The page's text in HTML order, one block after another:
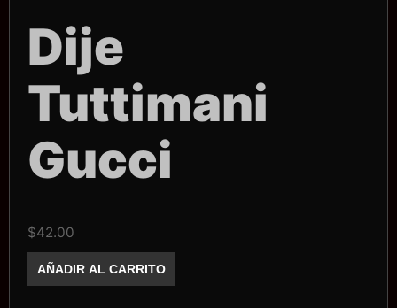
Dije
Tuttimani
Gucci
$42.00
Tuttimani
Gucci
AÑADIR AL CARRITO